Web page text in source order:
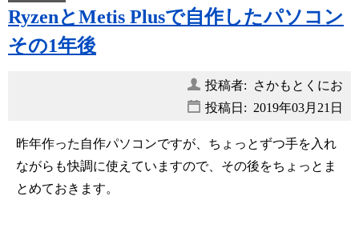
RyzenとMetis Plusで自作したパソコン
その1年後
投稿者: さかもとくにお
投稿日: 2019年03月21日
昨年作った自作パソコンですが、ちょっとずつ手を入れ
ながらも快調に使えていますので、その後をちょっとま
とめておきます。